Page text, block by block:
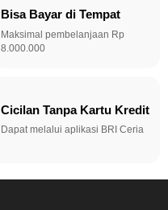
Bisa Bayar di Tempat
Maksimal pembelanjaan Rp
8.000.000
Cicilan Tanpa Kartu Kredit
Dapat melalui aplikasi BRI Ceria